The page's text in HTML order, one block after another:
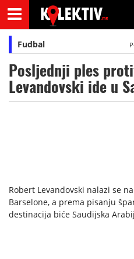
Fudbal
Posljednji ples
Levandovski ide u
Robert Levandovski nalazi se
Barselone, a prema pisanju
destinacija biće Saudijska